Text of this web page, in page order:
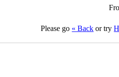
Please go « Back or try